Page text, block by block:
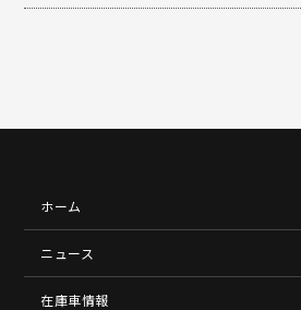
ホーム
ニュース
在庫車情報